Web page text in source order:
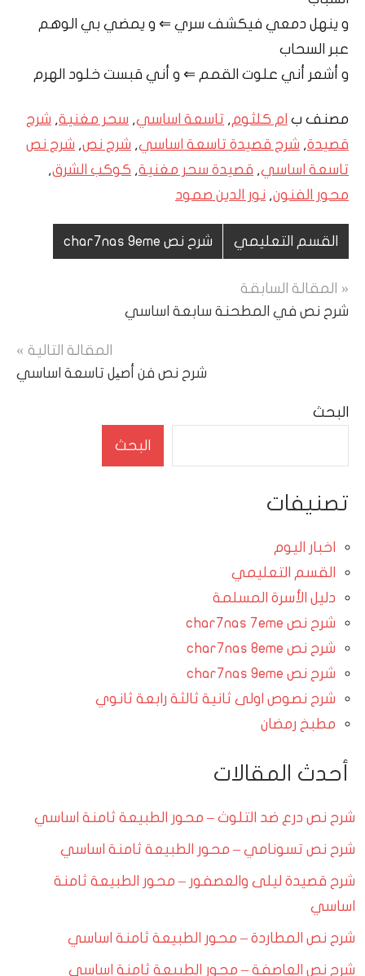
و ينهل دمعي فيكشف سري ⇐ و يمضي بي الوهم
عبر السحاب
و أشعر أني علوت القمم ⇐ و أني قبست خلود الهرم
مصنف ب ام كلثوم , تاسعة اساسي, سحر مغنية, شرح
قصيدة, شرح قصيدة تاسعة اساسي, شرح نص, شرح نص
تاسعة اساسي, قصيدة سحر مغنية, كوكب الشرق,
محور الفنون, نور الدين صمود
القسم التعليمي شرح نص char7nas 9eme
تصفّح
المقالات
المقالة السابقة
شرح نص في المطحنة سابعة اساسي
المقالة التالية
شرح نص فن أصیل تاسعة اساسي
البحث
البحث
تصنيفات
اخبار اليوم
القسم التعليمي
دليل الأسرة المسلمة
شرح نص char7nas 7eme
شرح نص char7nas 8eme
شرح نص char7nas 9eme
شرح نصوص اولى ثانية ثالثة رابعة ثانوي
مطبخ رمضان
أحدث المقالات
شرح نص درع ضد التلوث – محور الطبيعة ثامنة اساسي
شرح نص تسونامي – محور الطبيعة ثامنة اساسي
شرح قصيدة ليلى والعصفور – محور الطبيعة ثامنة
اساسي
شرح نص المطاردة – محور الطبيعة ثامنة اساسي
شرح نص العاصفة – محور الطبيعة ثامنة اساسي